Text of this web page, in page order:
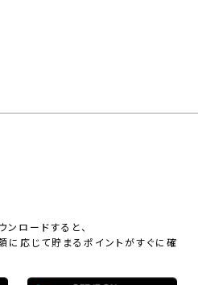
ロードすると、
に応じて貯まるポイントがすぐに確